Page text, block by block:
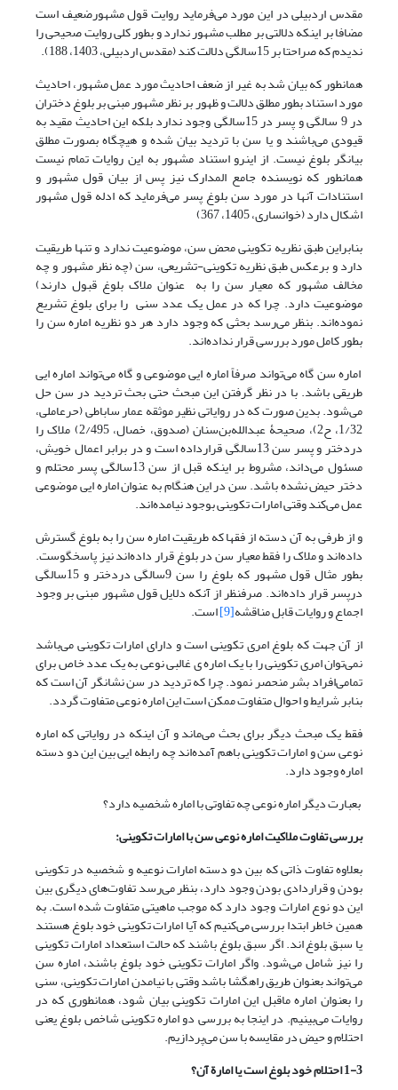
مقدس اردبیلی در این مورد می‌‌فرماید روایت قول مشهورضعیف است
مضافا بر اینکه دلالتی بر مطلب مشهور ندارد و بطور کلی روایت صحیحی را
ندیدم که صراحتا بر 15سالگی دلالت کند (مقدس اردبیلی، 1403، 188).
همانطور که بیان شد به غیر از ضعف احادیث مورد عمل مشهور، احادیث
مورد استناد بطور مطلق دلالت و ظهور بر نظر مشهور مبنی بر بلوغ دختران
در 9 سالگی و پسر در 15سالگی وجود ندارد بلکه این احادیث مقید به
قیودی می‌‌باشند و یا سن با تردید بیان شده و هیچگاه بصورت مطلق
بیانگر بلوغ نیست. از اینرو استناد مشهور به این روایات تمام نیست
همانطور که نویسنده جامع المدارک نیز پس از بیان قول مشهور و
استنادات آنها در مورد سن بلوغ پسر می‌‌فرماید که ادله قول مشهور
اشکال دارد (خوانساری، 1405، 367)
بنابراین طبق نظریه تکوینی محض سن، موضوعیت ندارد و تنها طریقیت
دارد و برعکس طبق نظریه تکوینی-تشریعی، سن (چه نظر مشهور و چه
مخالف مشهور که معیار سن را به عنوان ملاک بلوغ قبول دارند)
موضوعیت دارد. چرا که در عمل یک عدد سنی را برای بلوغ تشریع
نموده‌اند. بنظر می‌‌رسد بحثی که وجود دارد هر دو نظریه اماره سن را
بطور کامل مورد بررسی قرار نداده‌اند.
اماره سن گاه می‌‌تواند صرفاً اماره ایی موضوعی و گاه می‌‌تواند اماره ایی
طریقی باشد. با در نظر گرفتن این مبحث حتی بحث تردید در سن حل
می‌شود. بدین صورت که در روایاتی نظیر موثقه عمار ساباطی (حرعاملی،
1/32، ح2)، صحیحۀ عبدالله‌بن‌سنان (صدوق، خصال، 2/495) ملاک را
دردختر و پسر سن 13سالگی قرارداده است و در برابر اعمال خویش،
مسئول می‌‌داند، مشروط بر اینکه قبل از سن 13سالگی پسر محتلم و
دختر حیض نشده باشد. سن در این هنگام به عنوان اماره ایی موضوعی
عمل می‌‌کند وقتی امارات تکوینی بوجود نیامده‌اند.
و از طرفی به آن دسته از فقها که طریقیت اماره سن را به بلوغ گسترش
داده‌اند و ملاک را فقط معیار سن در بلوغ قرار داده‌اند نیز پاسخگوست.
بطور مثال قول مشهور که بلوغ را سن 9سالگی دردختر و 15سالگی
درپسر قرار داده‌اند. صرفنظر از آنکه دلایل قول مشهور مبنی بر وجود
اجماع و روایات قابل مناقشه[9] است.
از آن جهت که بلوغ امری تکوینی است و دارای امارات تکوینی می‌باشد
نمی‌‌توان امری تکوینی را با یک اماره ی غالبی نوعی به یک عدد خاص برای
تمامی‌‌افراد بشر منحصر نمود. چرا که تردید در سن نشانگر آن است که
بنابر شرایط و احوال متفاوت ممکن است این اماره نوعی متفاوت گردد.
فقط یک مبحث دیگر برای بحث می‌‌ماند و آن اینکه در روایاتی که اماره
نوعی سن و امارات تکوینی باهم آمده‌اند چه رابطه ایی بین این دو دسته
اماره وجود دارد.
بعبارت دیگر اماره نوعی چه تفاوتی با اماره شخصیه دارد؟
بررسی تفاوت ملاکیت اماره نوعی سن با امارات تکوینی:
بعلاوه تفاوت ذاتی که بین دو دسته امارات نوعیه و شخصیه در تکوینی
بودن و قراردادی بودن وجود دارد، بنظر می‌‌رسد تفاوت‌‌های دیگری بین
این دو نوع امارات وجود دارد که موجب ماهیتی متفاوت شده است. به
همین خاطر ابتدا بررسی می‌‌کنیم که آیا امارات تکوینی خود بلوغ هستند
یا سبق بلوغ اند. اگر سبق بلوغ باشند که حالت استعداد امارات تکوینی
را نیز شامل می‌شود. واگر امارات تکوینی خود بلوغ باشند، اماره سن
می‌‌تواند بعنوان طریق راهگشا باشد وقتی با نیامدن امارات تکوینی، سنی
را بعنوان اماره ماقبل این امارات تکوینی بیان شود، همانطوری که در
روایات می‌‌بینیم. در اینجا به بررسی دو اماره تکوینی شاخص بلوغ یعنی
احتلام و حیض در مقایسه با سن می‌‌پردازیم.
1-3 احتلام خود بلوغ است یا امارة آن؟